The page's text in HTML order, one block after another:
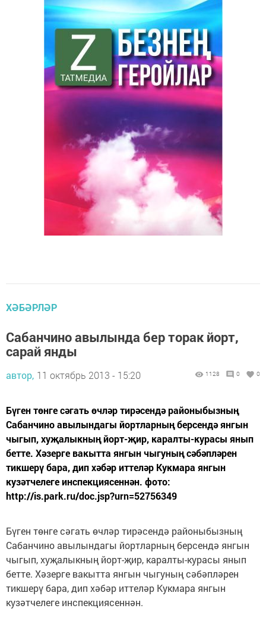
ХӘБӘРЛӘР
Сабанчино авылында бер торак йорт,
сарай янды
автор, 11 октябрь 2013 - 15:20 1128 0 0
Бүген төнге сәгать өчләр тирәсендә районыбызның
Сабанчино авылындагы йортларның берсендә янгын
чыгып, хуҗалыкның йорт-җир, каралты-курасы янып
бетте. Хәзерге вакытта янгын чыгуның сәбәпләрен
тикшерү бара, дип хәбәр иттеләр Кукмара янгын
кузәтчелеге инспекциясеннән. фото:
http://is.park.ru/doc.jsp?urn=52756349
Бүген төнге сәгать өчләр тирәсендә районыбызның
Сабанчино авылындагы йортларның берсендә янгын
чыгып, хуҗалыкның йорт-җир, каралты-курасы янып
бетте. Хәзерге вакытта янгын чыгуның сәбәпләрен
тикшерү бара, дип хәбәр иттеләр Кукмара янгын
кузәтчелеге инспекциясеннән.